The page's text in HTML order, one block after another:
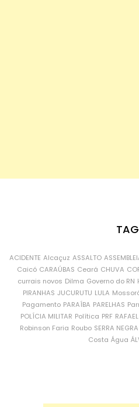
ACIDENTE Alcaçuz ASSALTO
Caicó CARAÚBAS Ceará CHUVA
currais novos Dilma Governo do RN
PIRANHAS JUCURUTU LULA
Pagamento PARAÍBA PARELHAS
POLÍCIA MILITAR Política PRF
Robinson Faria Roubo SERRA
Costa Água